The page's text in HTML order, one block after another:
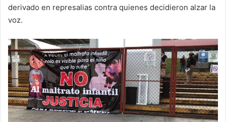
derivado en represalias contra quienes decidieron alzar la
voz.